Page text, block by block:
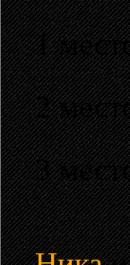
1
2
3